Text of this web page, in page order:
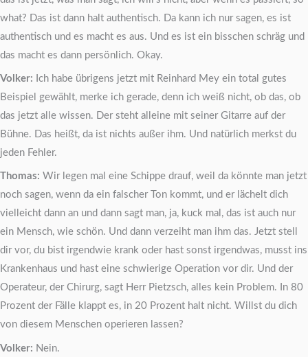
what? Das ist dann halt authentisch. Da kann ich nur sagen, es ist
authentisch und es macht es aus. Und es ist ein bisschen schräg und
das macht es dann persönlich. Okay.
Volker: Ich habe übrigens jetzt mit Reinhard Mey ein total gutes
Beispiel gewählt, merke ich gerade, denn ich weiß nicht, ob das, ob
das jetzt alle wissen. Der steht alleine mit seiner Gitarre auf der
Bühne. Das heißt, da ist nichts außer ihm. Und natürlich merkst du
jeden Fehler.
Thomas: Wir legen mal eine Schippe drauf, weil da könnte man jetzt
noch sagen, wenn da ein falscher Ton kommt, und er lächelt dich
vielleicht dann an und dann sagt man, ja, kuck mal, das ist auch nur
ein Mensch, wie schön. Und dann verzeiht man ihm das. Jetzt stell
dir vor, du bist irgendwie krank oder hast sonst irgendwas, musst ins
Krankenhaus und hast eine schwierige Operation vor dir. Und der
Operateur, der Chirurg, sagt Herr Pietzsch, alles kein Problem. In 80
Prozent der Fälle klappt es, in 20 Prozent halt nicht. Willst du dich
von diesem Menschen operieren lassen?
Volker: Nein.